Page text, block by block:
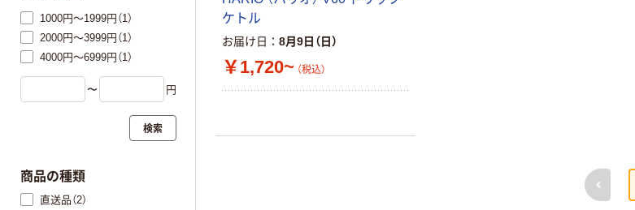
ケトル
お届け日 8月9日（日）
￥1,720~ （税込）
前へ
1000円～1999円（1）
2000円～3999円（1）
4000円～6999円（1）
〜 円
検索
商品の種類
直送品（2）